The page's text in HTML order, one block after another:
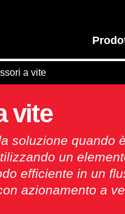
a vite
vite
soluzione quando
un
efficiente in un
azionamento a